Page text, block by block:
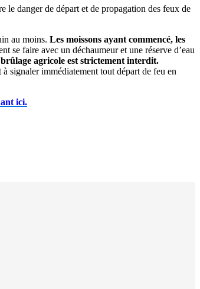
le danger de départ et de propagation des feux de
au moins. Les moissons ayant commencé, les
se faire avec un déchaumeur et une réserve d’eau
agricole est strictement interdit.
signaler immédiatement tout départ de feu en
ici.